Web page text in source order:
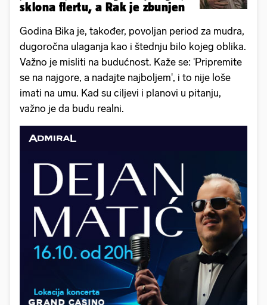
sklona flertu, a Rak je zbunjen
Godina Bika je, također, povoljan period za mudra,
dugoročna ulaganja kao i štednju bilo kojeg oblika.
Važno je misliti na budućnost. Kaže se: 'Pripremite
se na najgore, a nadajte najboljem', i to nije loše
imati na umu. Kad su ciljevi i planovi u pitanju,
važno je da budu realni.